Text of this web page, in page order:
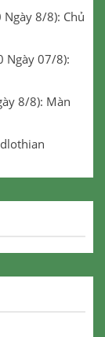
8/8): Chủ
Ngày 07/8):
8/8): Màn